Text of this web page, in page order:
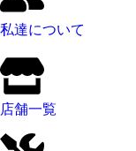
私達について
店舗一覧